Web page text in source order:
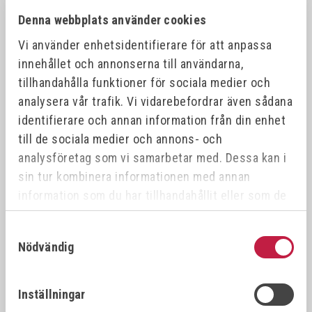
Denna webbplats använder cookies
Vi använder enhetsidentifierare för att anpassa
innehållet och annonserna till användarna,
tillhandahålla funktioner för sociala medier och
analysera vår trafik. Vi vidarebefordrar även sådana
identifierare och annan information från din enhet
till de sociala medier och annons- och
analysföretag som vi samarbetar med. Dessa kan i
sin tur kombinera informationen med annan
information som du har tillhandahållit eller som de
har samlat in när du har använt deras tjänster.
Nödvändig
Inställningar
267080 RUKO Gängsnitt sex-kant G DIN 382 HSS - M8
267100
RUKO Gängsnitt sex-kant G DIN 382 HSS -
M10
267120
RUKO Gängsnitt sex-kant G DIN 382 HSS -
M12
M12 x
267140
RUKO Gängsnitt sex-kant G DIN 382 HSS -
M16 x
267180 M18 x